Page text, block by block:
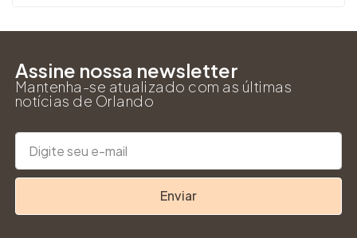
Assine nossa newsletter
Mantenha-se atualizado com as últimas
notícias de Orlando
Enviar